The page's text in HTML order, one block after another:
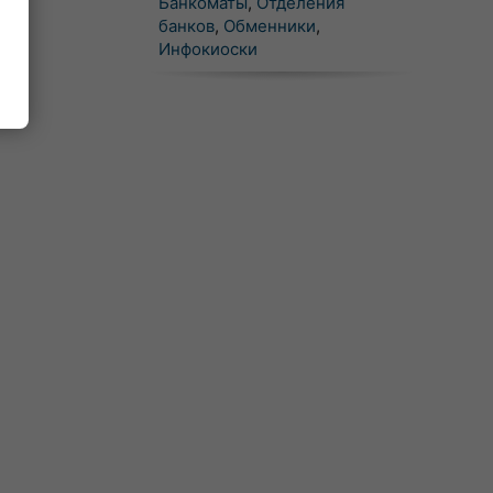
банков, Обменники,
Инфокиоски